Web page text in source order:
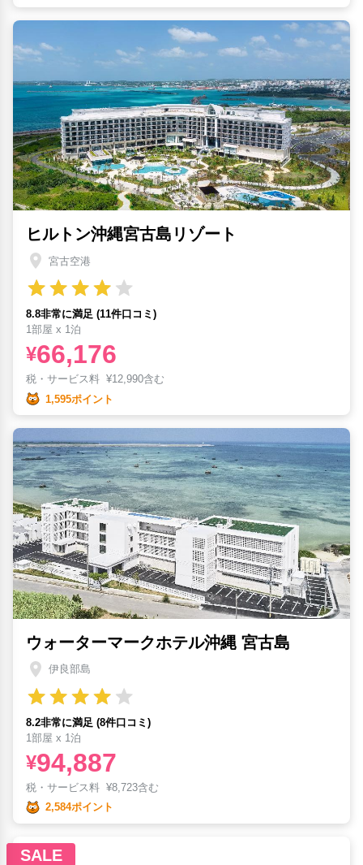
ヒルトン沖縄宮古島リゾート
宮古空港
8.8非常に満足 (11件口コミ)
1部屋 x 1泊
¥66,176
税・サービス料 ¥12,990含む
1,595ポイント
ウォーターマークホテル沖縄 宮古島
伊良部島
8.2非常に満足 (8件口コミ)
1部屋 x 1泊
¥94,887
税・サービス料 ¥8,723含む
2,584ポイント
SALE